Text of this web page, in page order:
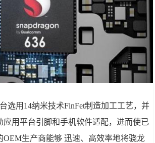
选用14纳米技术FinFet制造加工工艺，并
应用平台引脚和手机软件适配，进而使已
OEM生产商能够 迅速、高效率地将骁龙